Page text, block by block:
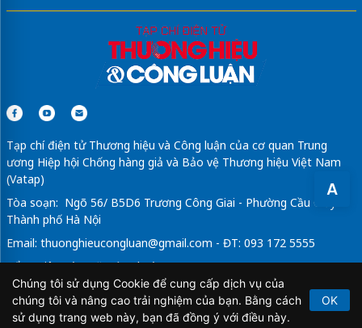
A
Tạp chí điện tử Thương hiệu và Công luận của cơ quan Trung
ương Hiệp hội Chống hàng giả và Bảo vệ Thương hiệu Việt Nam
(Vatap)
Tòa soạn: Ngõ 56/ B5D6 Trương Công Giai - Phường Cầu Giấy -
Thành phố Hà Nội
Email: thuonghieucongluan@gmail.com - ĐT: 093 172 5555
Tổng Biên Tập: Vũ Đức Thuận
Giấy phép hoạt động báo chí điện tử số 64/GP-BTTTT do Bộ
Thông tin và Truyền thông cấp ngày 21/2/2020.
Chúng tôi sử dụng Cookie để cung cấp dịch vụ của
chúng tôi và nâng cao trải nghiệm của bạn. Bằng cách
sử dụng trang web này, bạn đã đồng ý với điều này.
OK